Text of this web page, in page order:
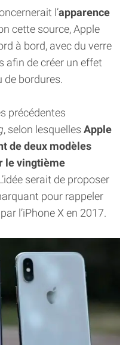
l’apparence
cette source, Apple
à bord, avec du verre
afin de créer un effet
de bordures.
précédentes
, selon lesquelles Apple
de deux modèles
le vingtième
serait de proposer
pour rappeler
l’iPhone X en 2017.